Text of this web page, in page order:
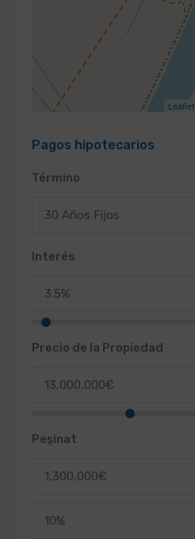
Leaflet
Pagos hipotecarios
Término
30 Años Fijos
Interés
Precio de la Propiedad
Peşinat